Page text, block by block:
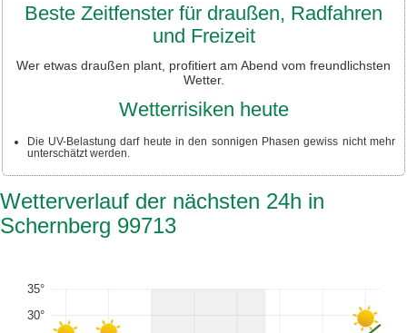
Beste Zeitfenster für draußen, Radfahren
und Freizeit
Wer etwas draußen plant, profitiert am Abend vom freundlichsten
Wetter.
Wetterrisiken heute
Die UV-Belastung darf heute in den sonnigen Phasen gewiss nicht mehr
unterschätzt werden.
Wetterverlauf der nächsten 24h in
Schernberg 99713
30°
35°